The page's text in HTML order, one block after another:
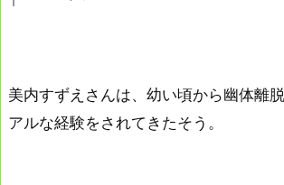
美内すずえさんは、幼い頃から幽体離
アルな経験をされてきたそう。